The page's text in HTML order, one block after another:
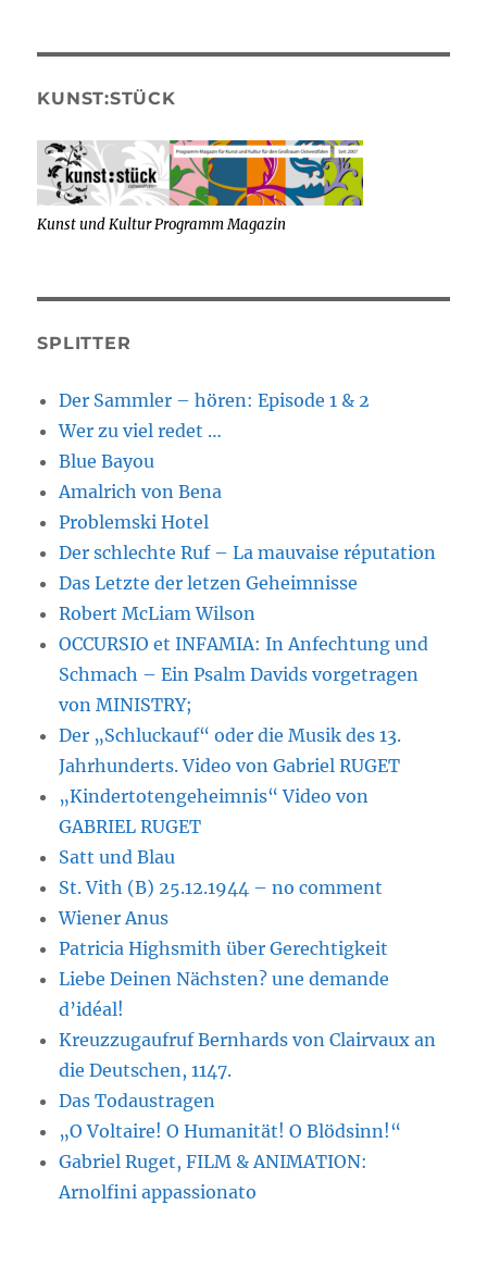
KUNST:STÜCK
Kunst und Kultur Programm Magazin
SPLITTER
Der Sammler – hören: Episode 1 & 2
Wer zu viel redet …
Blue Bayou
Amalrich von Bena
Problemski Hotel
Der schlechte Ruf – La mauvaise réputation
Das Letzte der letzen Geheimnisse
Robert McLiam Wilson
OCCURSIO et INFAMIA: In Anfechtung und
Schmach – Ein Psalm Davids vorgetragen
von MINISTRY;
Der „Schluckauf“ oder die Musik des 13.
Jahrhunderts. Video von Gabriel RUGET
„Kindertotengeheimnis“ Video von
GABRIEL RUGET
Satt und Blau
St. Vith (B) 25.12.1944 – no comment
Wiener Anus
Patricia Highsmith über Gerechtigkeit
Liebe Deinen Nächsten? une demande
d’idéal!
Kreuzzugaufruf Bernhards von Clairvaux an
die Deutschen, 1147.
Das Todaustragen
„O Voltaire! O Humanität! O Blödsinn!“
Gabriel Ruget, FILM & ANIMATION:
Arnolfini appassionato